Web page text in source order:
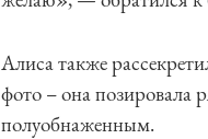
Алиса также
фото – она позировала
полуобнаженным.